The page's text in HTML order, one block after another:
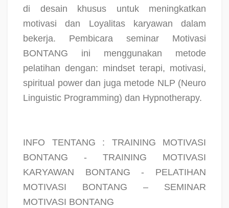
di desain khusus untuk meningkatkan
motivasi dan Loyalitas karyawan dalam
bekerja. Pembicara seminar Motivasi
BONTANG ini menggunakan metode
pelatihan dengan: mindset terapi, motivasi,
spiritual power dan juga metode NLP (Neuro
Linguistic Programming) dan Hypnotherapy.
INFO TENTANG : TRAINING MOTIVASI
BONTANG - TRAINING MOTIVASI
KARYAWAN BONTANG - PELATIHAN
MOTIVASI BONTANG – SEMINAR
MOTIVASI BONTANG